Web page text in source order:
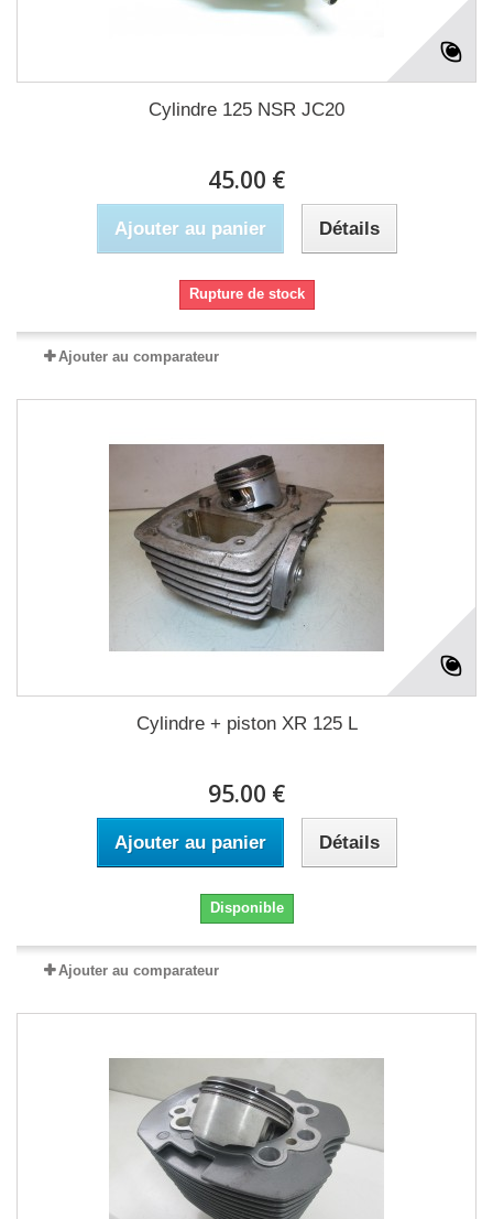
Cylindre 125 NSR JC20
45.00 €
Ajouter au panier Détails
Rupture de stock
Ajouter au comparateur
Cylindre + piston XR 125 L
95.00 €
Ajouter au panier Détails
Disponible
Ajouter au comparateur